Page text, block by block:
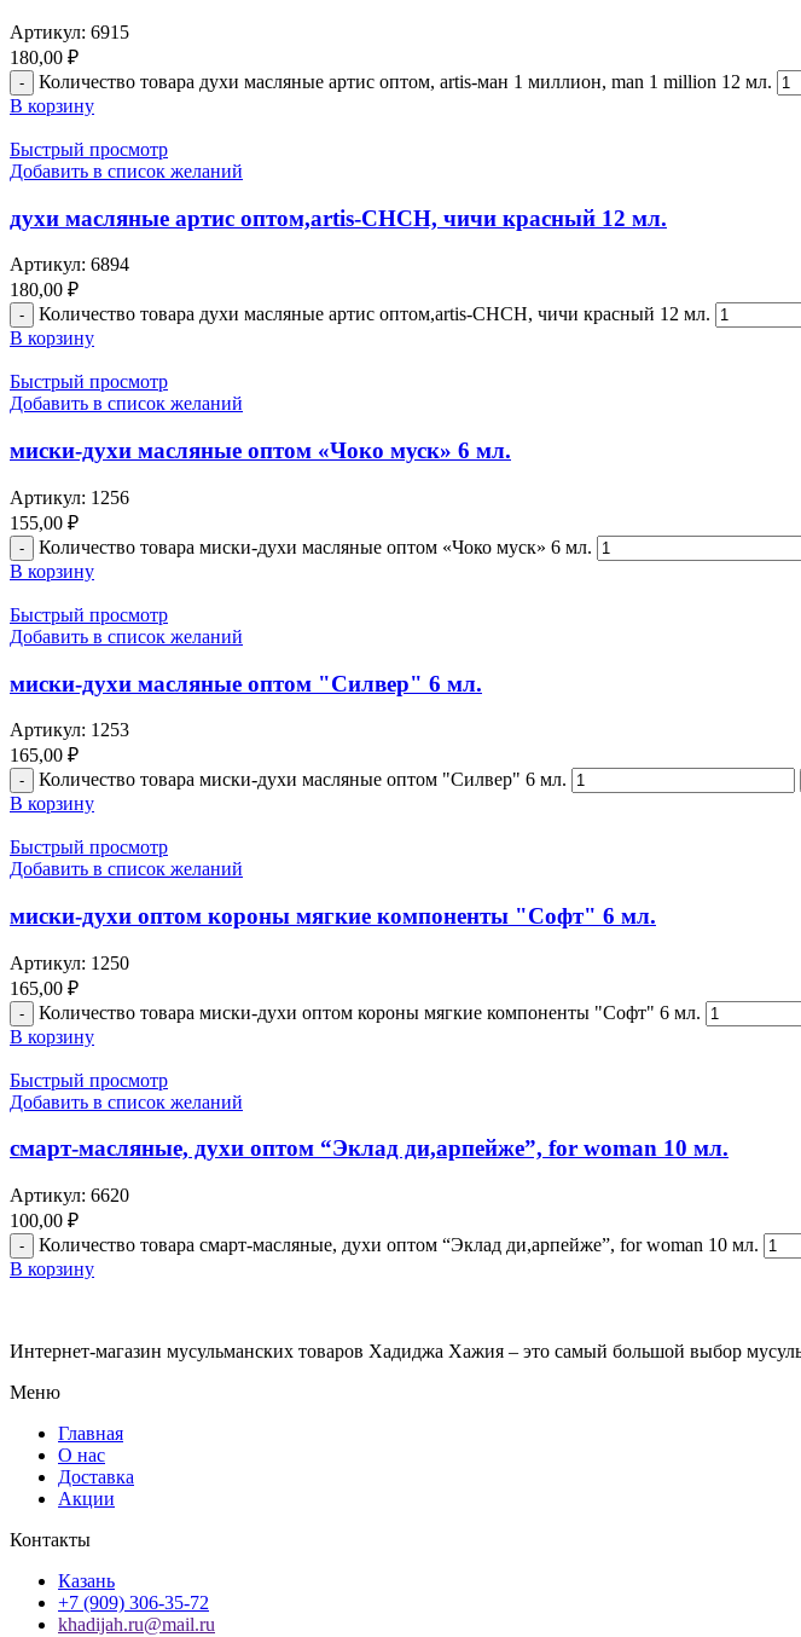
Артикул: 6915
180,00 ₽
Количество товара духи масляные артис оптом, artis-ман 1 миллион, man 1 million 12 мл.
В корзину
Быстрый просмотр
Добавить в список желаний
духи масляные артис оптом,artis-CHCH, чичи красный 12 мл.
Артикул: 6894
180,00 ₽
Количество товара духи масляные артис оптом,artis-CHCH, чичи красный 12 мл.
В корзину
Быстрый просмотр
Добавить в список желаний
миски-духи масляные оптом «Чоко муск» 6 мл.
Артикул: 1256
155,00 ₽
Количество товара миски-духи масляные оптом «Чоко муск» 6 мл.
В корзину
Быстрый просмотр
Добавить в список желаний
миски-духи масляные оптом "Силвер" 6 мл.
Артикул: 1253
165,00 ₽
Количество товара миски-духи масляные оптом "Силвер" 6 мл.
В корзину
Быстрый просмотр
Добавить в список желаний
миски-духи оптом короны мягкие компоненты "Софт" 6 мл.
Артикул: 1250
165,00 ₽
Количество товара миски-духи оптом короны мягкие компоненты "Софт" 6 мл.
В корзину
Быстрый просмотр
Добавить в список желаний
смарт-масляные, духи оптом “Эклад ди,арпейже”, for woman 10 мл.
Артикул: 6620
100,00 ₽
Количество товара смарт-масляные, духи оптом “Эклад ди,арпейже”, for woman 10 мл.
В корзину
Интернет-магазин мусульманских товаров Хадиджа Хажия – это самый большой выбор
Меню
Главная
О нас
Доставка
Акции
Контакты
Казань
+7 (909) 306-35-72
khadijah.ru@mail.ru